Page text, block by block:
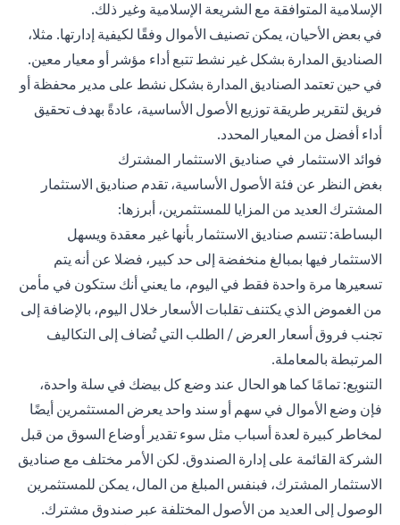
الإسلامية المتوافقة مع الشريعة الإسلامية وغير ذلك.
في بعض الأحيان، يمكن تصنيف الأموال وفقًا لكيفية إدارتها. مثلا،
الصناديق المدارة بشكل غير نشط تتبع أداء مؤشر أو معيار معين.
في حين تعتمد الصناديق المدارة بشكل نشط على مدير محفظة أو
فريق لتقرير طريقة توزيع الأصول الأساسية، عادةً بهدف تحقيق
أداء أفضل من المعيار المحدد.
فوائد الاستثمار في صناديق الاستثمار المشترك
بغض النظر عن فئة الأصول الأساسية، تقدم صناديق الاستثمار
المشترك العديد من المزايا للمستثمرين، أبرزها:
البساطة: تتسم صناديق الاستثمار بأنها غير معقدة ويسهل
الاستثمار فيها بمبالغ منخفضة إلى حد كبير، فضلا عن أنه يتم
تسعيرها مرة واحدة فقط في اليوم، ما يعني أنك ستكون في مأمن
من الغموض الذي يكتنف تقلبات الأسعار خلال اليوم، بالإضافة إلى
تجنب فروق أسعار العرض / الطلب التي تُضاف إلى التكاليف
المرتبطة بالمعاملة.
التنويع: تمامًا كما هو الحال عند وضع كل بيضك في سلة واحدة،
فإن وضع الأموال في سهم أو سند واحد يعرض المستثمرين أيضًا
لمخاطر كبيرة لعدة أسباب مثل سوء تقدير أوضاع السوق من قبل
الشركة القائمة على إدارة الصندوق. لكن الأمر مختلف مع صناديق
الاستثمار المشترك، فبنفس المبلغ من المال، يمكن للمستثمرين
الوصول إلى العديد من الأصول المختلفة عبر صندوق مشترك.